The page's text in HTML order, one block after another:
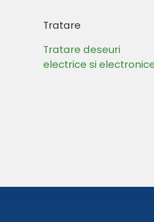
Tratare
Tratare deseuri
electrice si